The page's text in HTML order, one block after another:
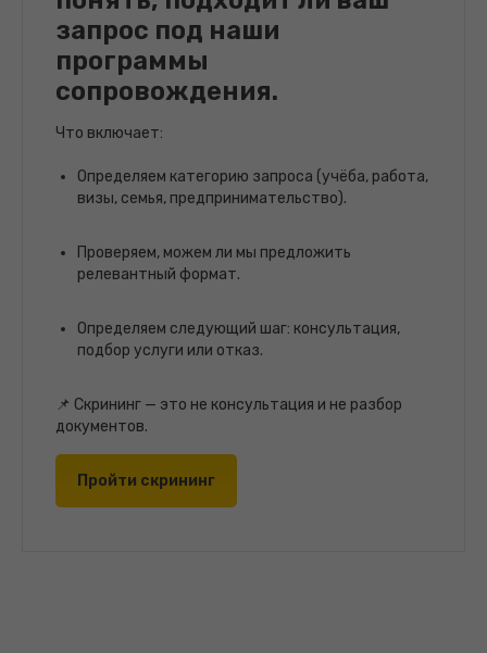
запрос под наши
программы
сопровождения.
Что включает:
Определяем категорию запроса (учёба, работа,
визы, семья, предпринимательство).
Проверяем, можем ли мы предложить
релевантный формат.
Определяем следующий шаг: консультация,
подбор услуги или отказ.
📌 Скрининг — это не консультация и не разбор
документов.
Пройти скрининг